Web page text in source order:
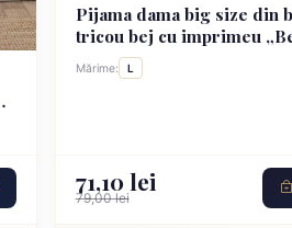
Pijama dama big size din
tricou bej cu imprimeu
Again” și pantaloni scurti
Mărime: L
71,10 lei
79,00 lei